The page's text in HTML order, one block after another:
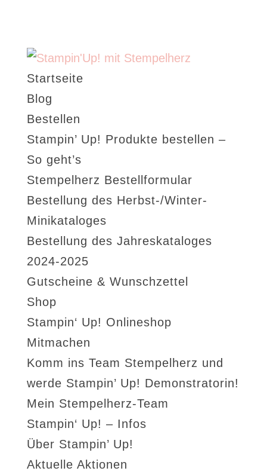
Startseite
Blog
Bestellen
Stampin’ Up! Produkte bestellen –
So geht’s
Stempelherz Bestellformular
Bestellung des Herbst-/Winter-
Minikataloges
Bestellung des Jahreskataloges
2024-2025
Gutscheine & Wunschzettel
Shop
Stampin‘ Up! Onlineshop
Mitmachen
Komm ins Team Stempelherz und
werde Stampin’ Up! Demonstratorin!
Mein Stempelherz-Team
Stampin‘ Up! – Infos
Über Stampin’ Up!
Aktuelle Aktionen